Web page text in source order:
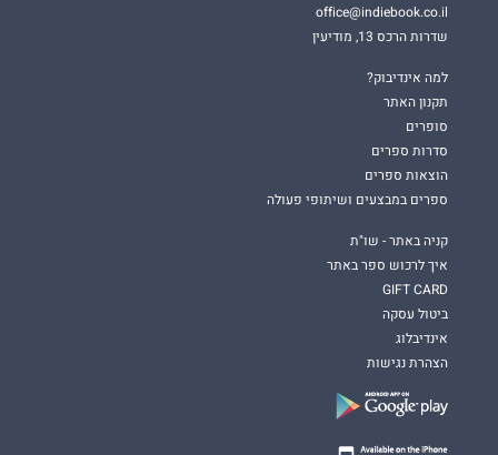
office@indiebook.co.il
שדרות הרכס 13, מודיעין
למה אינדיבוק?
תקנון האתר
סופרים
סדרות ספרים
הוצאות ספרים
ספרים במבצעים ושיתופי פעולה
קניה באתר - שו"ת
איך לרכוש ספר באתר
GIFT CARD
ביטול עסקה
אינדיבלוג
הצהרת נגישות